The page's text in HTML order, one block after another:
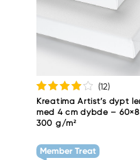
(12)
Kreatima Artist’s dypt
med 4 cm dybde –
300 g/m²
Member Treat